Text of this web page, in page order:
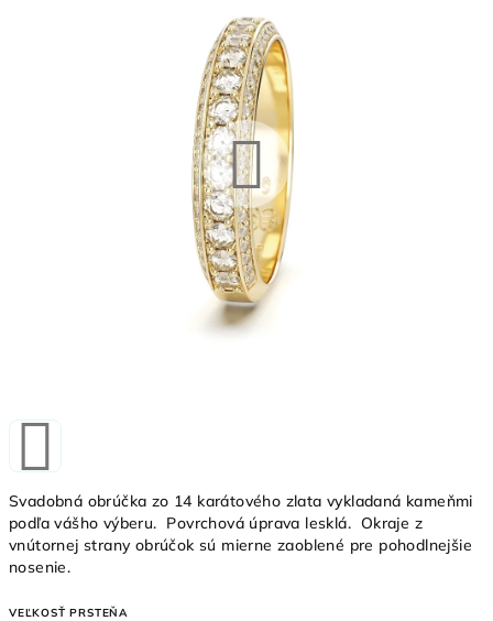
Svadobná obrúčka zo 14 karátového zlata vykladaná kameňmi
podľa vášho výberu. Povrchová úprava lesklá. Okraje z
vnútornej strany obrúčok sú mierne zaoblené pre pohodlnejšie
nosenie.
VEĽKOSŤ PRSTEŇA